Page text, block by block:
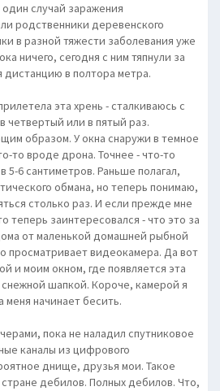
случай заражения
родственники деревенского
в разной тяжести заболевания уже
ничего, сегодня с ним тяпнули за
в полтора метра.
эта хрень - сталкиваюсь с
четвертый или в пятый раз.
образом. У окна снаружи в темное
то вроде дрона. Точнее - что-то
6 сантиметров. Раньше полагал,
обмана, но теперь понимаю,
столько раз. И если прежде мне
теперь заинтересовался - что это за
от маленькой домашней рыбной
просматривает видеокамера. Да вот
и моим окном, где появляется эта
снежной шапкой. Короче, камерой я
меня начинает бесить.
пока не наладил спутниковое
каналы из цифрового
днище, друзья мои. Такое
дебилов. Полных дебилов. Что,